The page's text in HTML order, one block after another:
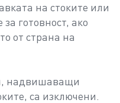
на стоките или
готовност, ако
от страна на
надвишаващи
са изключени.